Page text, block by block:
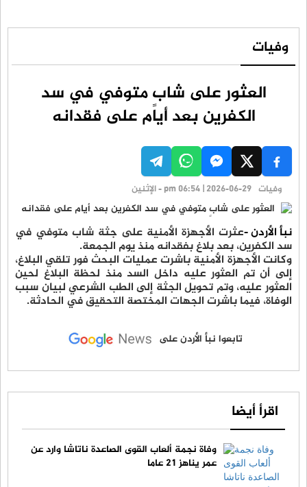
وفيات
العثور على شابٍ متوفي في سد
الكفرين بعد أيام على فقدانه
وفيات pm 06:54 | 2026-06-29 - الإثنين
نبأ الأردن -عثرت الأجهزة الأمنية على جثة شاب متوفي في
سد الكفرين، بعد بلاغ بفقدانه منذ يوم الجمعة.
وكانت الأجهزة الأمنية باشرت عمليات البحث فور تلقي البلاغ،
إلى أن تم العثور عليه داخل السد منذ لحظة البلاغ لحين
العثور عليه، وتم تحويل الجثة إلى الطب الشرعي لبيان سبب
الوفاة، فيما باشرت الجهات المختصة التحقيق في الحادثة.
تابعوا نبأ الأردن على
اقرأ أيضا
وفاة نجمة ألعاب القوى الصاعدة ناتاشا وارد عن
عمر يناهز 21 عاما